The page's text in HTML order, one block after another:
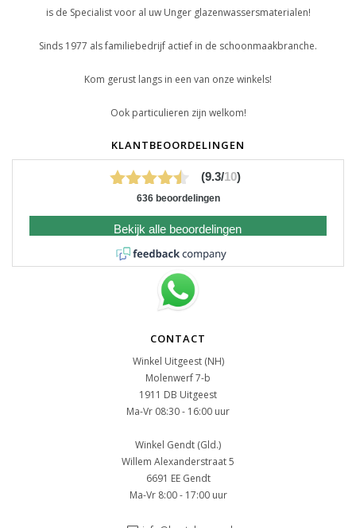
is de Specialist voor al uw Unger glazenwassersmaterialen!
Sinds 1977 als familiebedrijf actief in de schoonmaakbranche.
Kom gerust langs in een van onze winkels!
Ook particulieren zijn welkom!
KLANTBEOORDELINGEN
(9.3/10)
636 beoordelingen
Bekijk alle beoordelingen
CONTACT
Winkel Uitgeest (NH)
Molenwerf 7-b
1911 DB Uitgeest
Ma-Vr 08:30 - 16:00 uur
Winkel Gendt (Gld.)
Willem Alexanderstraat 5
6691 EE Gendt
Ma-Vr 8:00 - 17:00 uur